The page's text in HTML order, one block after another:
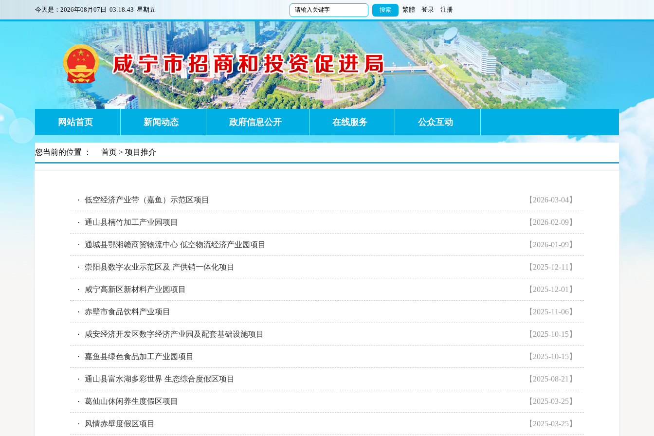
今天是： 2026年08月07日 03:18:43 星期五 繁體 登录 注册
网站首页 新闻动态 政府信息公开 在线服务 公众互动
您当前的位置 ： 首页 > 项目推介
【2026-03-04】
· 低空经济产业带（嘉鱼）示范区项目
【2026-02-09】
· 通山县楠竹加工产业园项目
【2026-01-09】
· 通城县鄂湘赣商贸物流中心 低空物流经济产业园项目
【2025-12-11】
· 崇阳县数字农业示范区及 产供销一体化项目
【2025-12-01】
· 咸宁高新区新材料产业园项目
【2025-11-06】
· 赤壁市食品饮料产业项目
【2025-10-15】
· 咸安经济开发区数字经济产业园及配套基础设施项目
【2025-10-15】
· 嘉鱼县绿色食品加工产业园项目
【2025-08-21】
· 通山县富水湖多彩世界 生态综合度假区项目
【2025-03-25】
· 葛仙山休闲养生度假区项目
【2025-03-25】
· 风情赤壁度假区项目